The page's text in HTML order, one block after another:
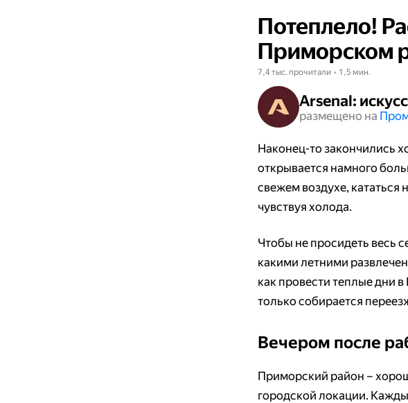
Потеплело!
Приморском
7,4 тыс. прочитали • 1,5 мин.
Arsenal:
размещено на
Наконец-то закончились
открывается намного
свежем воздухе, кататься
чувствуя холода.
Чтобы не просидеть весь
какими летними
как провести теплые дни
только собирается
Вечером после
Приморский район –
городской локации.